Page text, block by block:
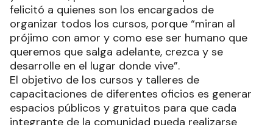
felicitó a quienes son los encargados de
organizar todos los cursos, porque “miran al
prójimo con amor y como ese ser humano que
queremos que salga adelante, crezca y se
desarrolle en el lugar donde vive”.
El objetivo de los cursos y talleres de
capacitaciones de diferentes oficios es generar
espacios públicos y gratuitos para que cada